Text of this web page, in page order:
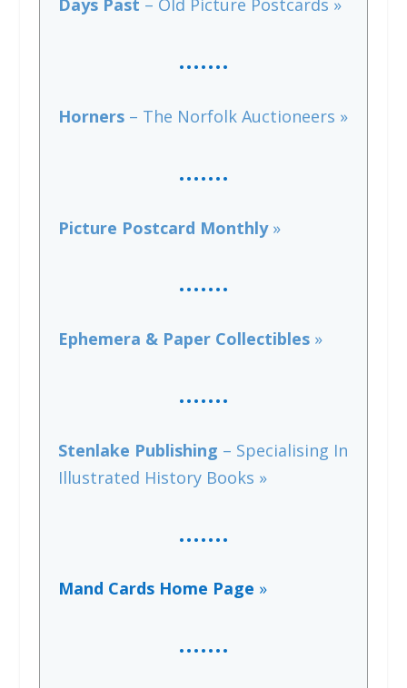
Days Past – Old Picture Postcards »
…….
Horners– The Norfolk Auctioneers »
…….
Picture Postcard Monthly»
…….
Ephemera & Paper Collectibles»
…….
Stenlake Publishing – Specialising In
Illustrated History Books »
…….
Mand Cards Home Page »
…….